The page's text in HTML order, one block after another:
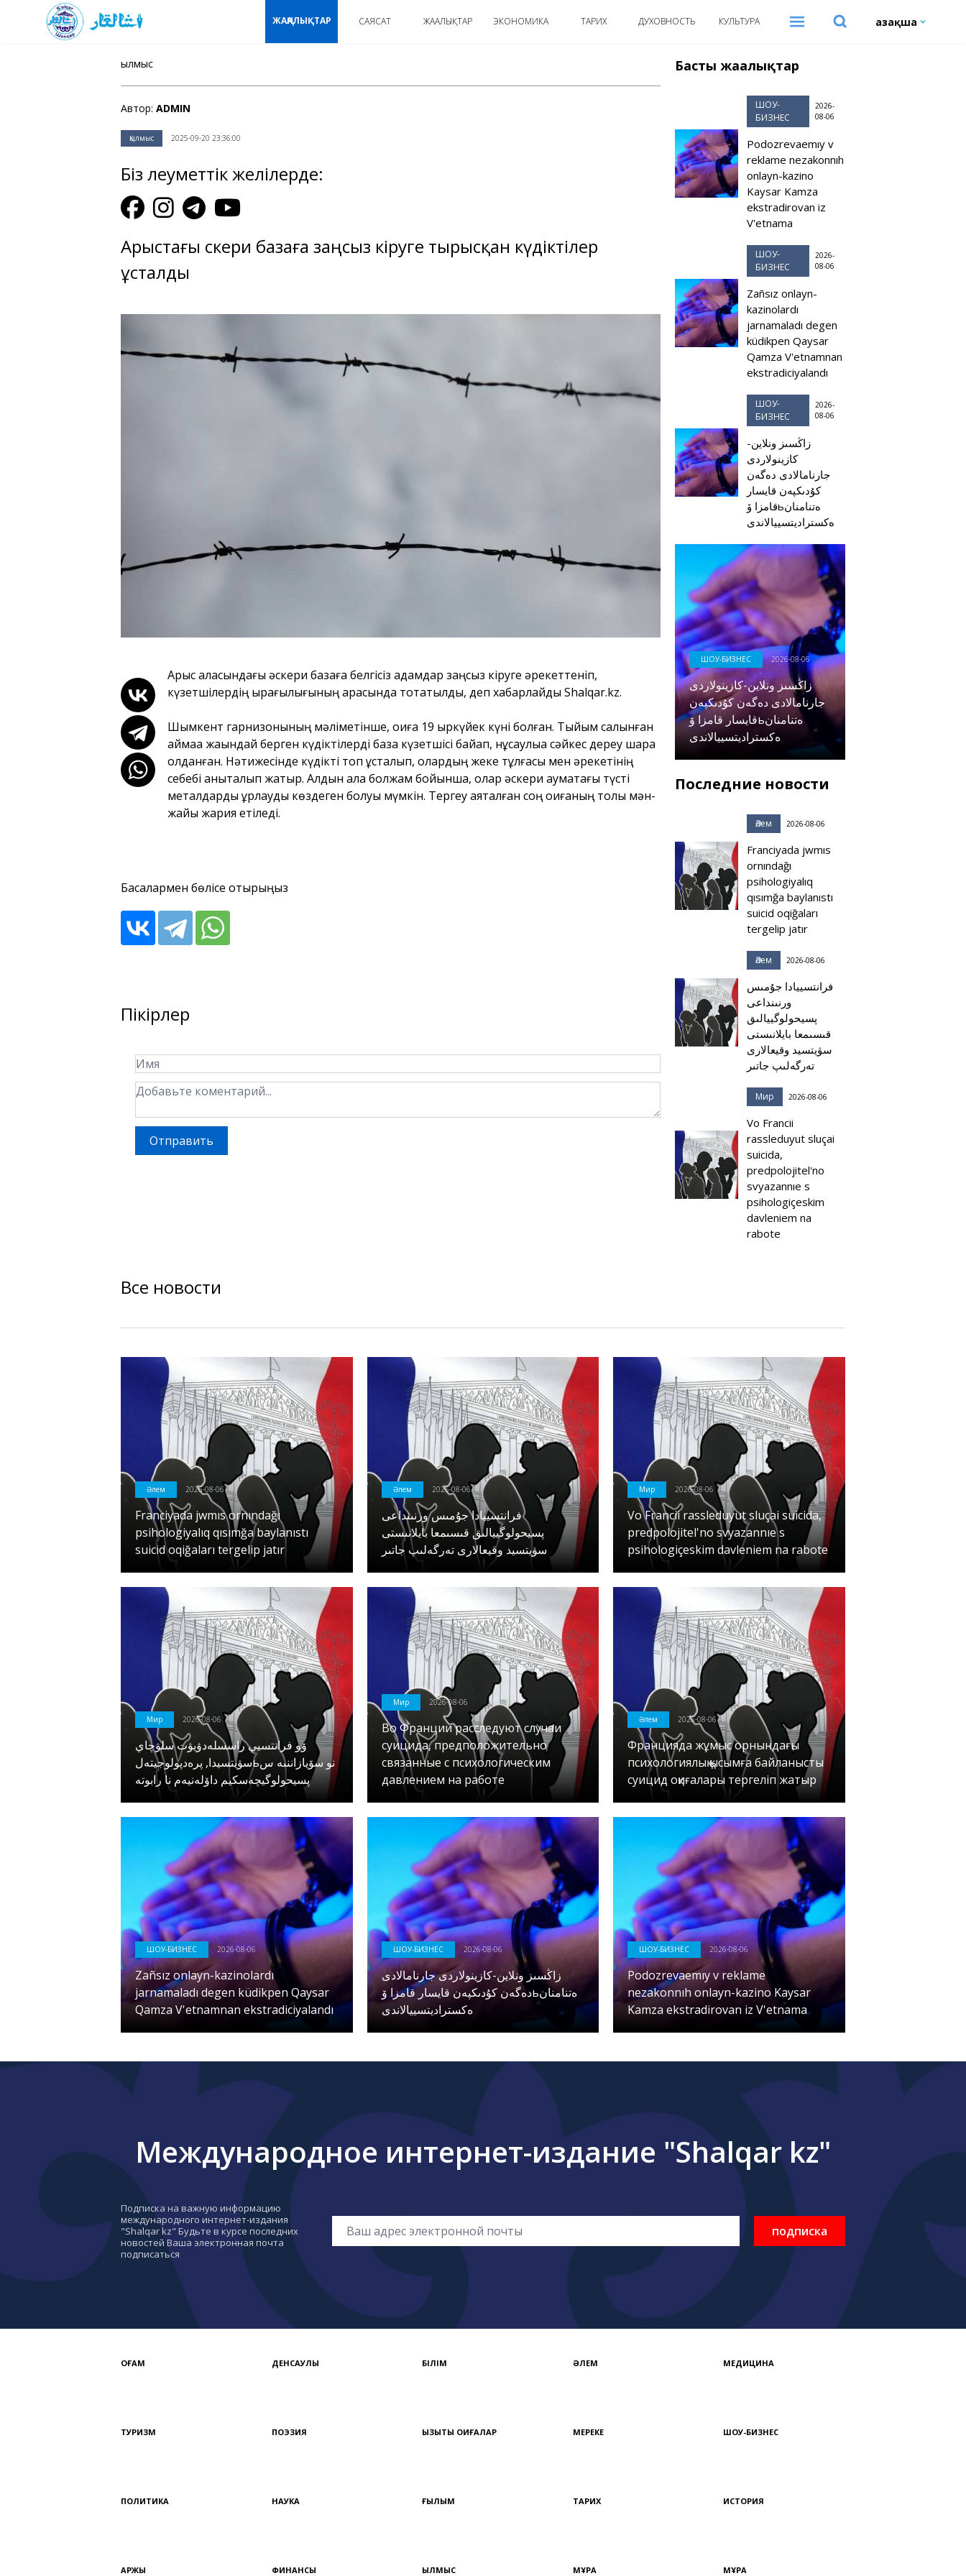
ЖАҢАЛЫҚТАР САЯСАТ ЖАҢАЛЫҚТАР ЭКОНОМИКА ТАРИХ ДУХОВНОСТЬ КУЛЬТУРА Қазақша
Қылмыс
Автор: ADMIN
Қылмыс 2025-09-20 23:36:00
Біз әлеуметтік желілерде:
Арыстағы әскери базаға заңсыз кіруге тырысқан күдіктілер
ұсталды
Арыс қаласындағы әскери базаға белгісіз адамдар заңсыз кіруге әрекеттеніп,
күзетшілердің қырағылығының арқасында тоқтатылды, деп хабарлайды Shalqar.kz.
Шымкент гарнизонының мәліметінше, оқиға 19 қыркүйек күні болған. Тыйым салынған
аймаққа жақындай берген күдіктілерді база күзетшісі байқап, нұсқаулыққа сәйкес дереу шара
қолданған. Нәтижесінде күдікті топ ұсталып, олардың жеке тұлғасы мен әрекетінің
себебі анықталып жатыр. Алдын ала болжам бойынша, олар әскери аумақтағы түсті
металдарды ұрлауды көздеген болуы мүмкін. Тергеу аяқталған соң оқиғаның толық мән-
жайы жария етіледі.
Басқалармен бөлісе отырыңыз
Пікірлер
Отправить
Басты жаңалықтар
ШОУ-
БИЗНЕС
2026-
08-06
Podozrevaemıy v
reklame nezakonnıh
onlayn-kazino
Kaysar Kamza
ekstradirovan iz
V'etnama
ШОУ-
БИЗНЕС
2026-
08-06
Zañsız onlayn-
kazinolardı
jarnamaladı degen
küdikpen Qaysar
Qamza V'etnamnan
ekstradiciyalandı
ШОУ-
БИЗНЕС
2026-
08-06
زاڭسىز ونلاين-
كازينولاردى
جارنامالادى دەگەن
كۇدىكپەن قايسار
قامزا ۆьەتنامنان
ەكستراديتسييالاندى
ШОУ-БИЗНЕС 2026-08-06
زاڭسىز ونلاين-كازينولاردى
جارنامالادى دەگەن كۇدىكپەن
قايسار قامزا ۆьەتنامنان
ەكستراديتسييالاندى
Последние новости
Әлем 2026-08-06
Franciyada jwmıs
ornındağı
psihologiyalıq
qısımğa baylanıstı
suicid oqiğaları
tergelip jatır
Әлем 2026-08-06
فرانتسييادا جۇمىس
ورنىنداعى
پسيحولوگييالىق
قىسىمعا بايلانىستى
سۋيتسيد وقيعالارى
تەرگەلىپ جاتىر
Мир 2026-08-06
Vo Francii
rassleduyut sluçai
suicida,
predpolojitel'no
svyazannıe s
psihologiçeskim
davleniem na
rabote
Все новости
Әлем 2026-08-06
Franciyada jwmıs ornındağı
psihologiyalıq qısımğa baylanıstı
suicid oqiğaları tergelip jatır
Әлем 2026-08-06
فرانتسييادا جۇمىس ورنىنداعى
پسيحولوگييالىق قىسىمعا بايلانىستى
سۋيتسيد وقيعالارى تەرگەلىپ جاتىر
Мир 2026-08-06
Vo Francii rassleduyut sluçai suicida,
predpolojitel'no svyazannıe s
psihologiçeskim davleniem na rabote
Мир 2026-08-06
ۆو فرانتسيي راسسلەدۋيۋت سلۋچاي
سۋيتسيدا, پرەدپولوجيتەلьنو سۆيازاننىە س
پسيحولوگيچەسكيم داۆلەنيەم نا رابوتە
Мир 2026-08-06
Во Франции расследуют случаи
суицида, предположительно
связанные с психологическим
давлением на работе
Әлем 2026-08-06
Францияда жұмыс орнындағы
психологиялық қысымға байланысты
суицид оқиғалары тергеліп жатыр
ШОУ-БИЗНЕС 2026-08-06
Zañsız onlayn-kazinolardı
jarnamaladı degen küdikpen Qaysar
Qamza V'etnamnan ekstradiciyalandı
ШОУ-БИЗНЕС 2026-08-06
زاڭسىز ونلاين-كازينولاردى جارنامالادى
دەگەن كۇدىكپەن قايسار قامزا ۆьەتنامنان
ەكستراديتسييالاندى
ШОУ-БИЗНЕС 2026-08-06
Podozrevaemıy v reklame
nezakonnıh onlayn-kazino Kaysar
Kamza ekstradirovan iz V'etnama
Международное интернет-издание "Shalqar kz"
Подписка на важную информацию
международного интернет-издания
"Shalqar kz" Будьте в курсе последних
новостей Ваша электронная почта
подписаться
подписка
ҚОҒАМ ДЕНСАУЛЫҚ БІЛІМ ӘЛЕМ МЕДИЦИНА
ТУРИЗМ ПОЭЗИЯ ҚЫЗЫҚТЫ ОҚИҒАЛАР МЕРЕКЕ ШОУ-БИЗНЕС
ПОЛИТИКА НАУКА ҒЫЛЫМ ТАРИХ ИСТОРИЯ
ҚАРЖЫ ФИНАНСЫ ҚЫЛМЫС МҰРА МҰРА